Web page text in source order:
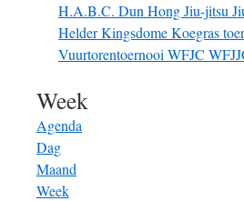
H.A.B.C. Dun HongJiu-jitsu
HelderKingsdomeKoegras
Vuurtorentoernooi WFJC
Week
Agenda
Dag
Maand
Week